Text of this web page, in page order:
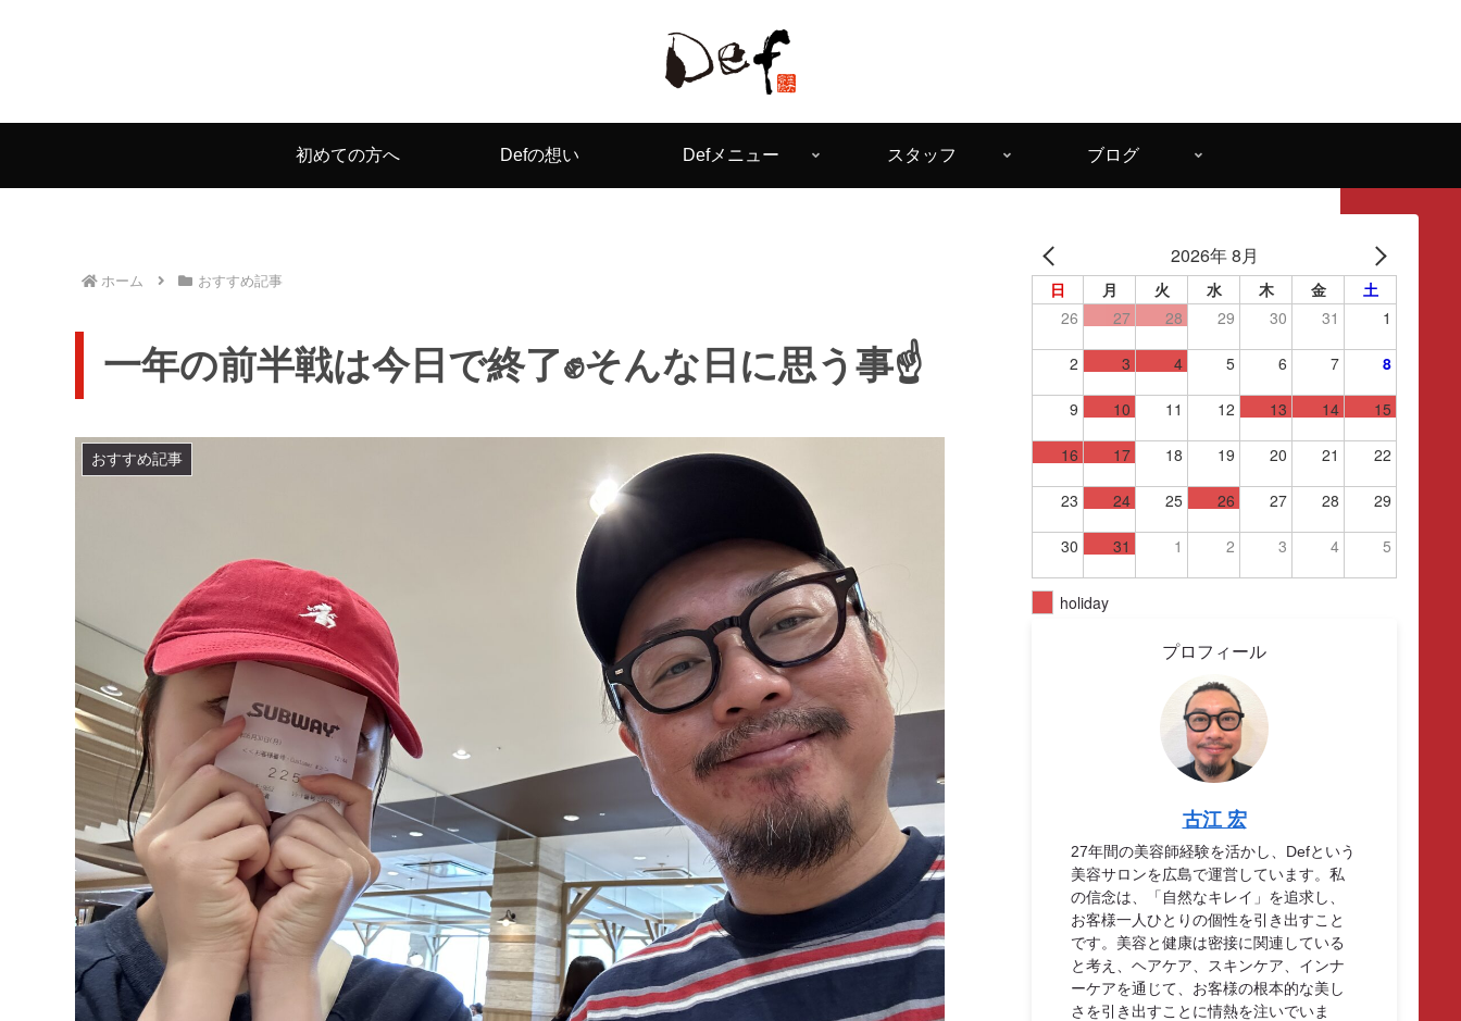
初めての方へ Defの想い Defメニュー スタッフ ブログ
ホーム おすすめ記事
一年の前半戦は今日で終了✊そんな日に思う事☝️
おすすめ記事
2026年 8月
日 月 火 水 木 金
土
26
27 28 29 30 31 1
2 3 4 5 6 7 8
9 10 11 12 13 14 15
16 17 18 19 20 21 22
23 24 25 26 27 28 29
30 31 1 2 3 4 5
holiday
プロフィール
古江 宏
27年間の美容師経験を活かし、Defという
美容サロンを広島で運営しています。私
の信念は、「自然なキレイ」を追求し、
お客様一人ひとりの個性を引き出すこと
です。美容と健康は密接に関連している
と考え、ヘアケア、スキンケア、インナ
ーケアを通じて、お客様の根本的な美し
さを引き出すことに情熱を注いでいま